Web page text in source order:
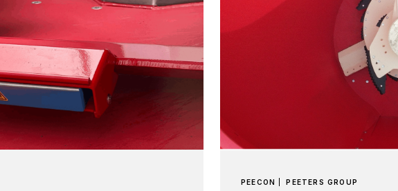
PEECON PEETERS GROUP